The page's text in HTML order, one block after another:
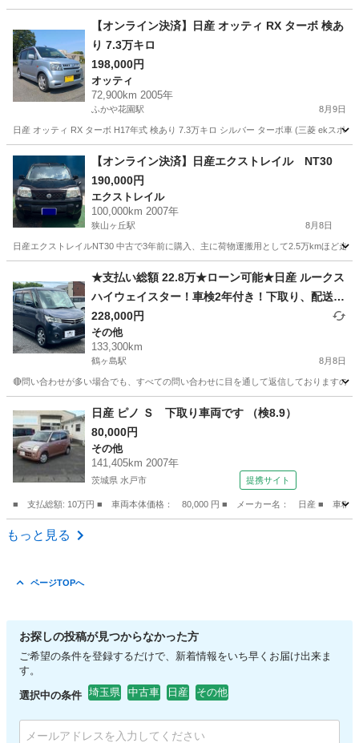
北越谷駅 セレナ 車両
【オンライン決済】日産 オッティ RX ターボ 検あ
り 7.3万キロ
198,000円
オッティ
72,900km 2005年
ふかや花園駅 8月9日
日産 オッティ RX ターボ H17年式 検あり 7.3万キロ シルバー ターボ車 (三菱 ekスポ
埼玉 深谷市 ふかや花園駅 オッティ ターボ
【オンライン決済】日産エクストレイル NT30
190,000円
エクストレイル
100,000km 2007年
狭山ヶ丘駅 8月8日
日産エクストレイルNT30 中古で3年前に購入、主に荷物運搬用として2.5万kmほど
狭山ヶ丘駅 エクストレイル
★支払い総額 22.8万★ローン可能★日産 ルークス
ハイウェイスター！車検2年付き！下取り、配送可
能！
228,000円
その他
133,300km
鶴ヶ島駅 8月8日
🔴問い合わせが多い場合でも、すべての問い合わせに目を通して返信しております
鶴ヶ島駅 その他 車両
日産 ピノ Ｓ 下取り車両です （検8.9）
80,000円
その他
141,405km 2007年
茨城県 水戸市 提携サイト
■ 支払総額: 10万円 ■ 車両本体価格： 80,000 円 ■ メーカー名： 日産 ■ 車
茨城 水戸市
もっと見る
ページTOPへ
お探しの投稿が見つからなかった方
ご希望の条件を登録するだけで、新着情報をいち早くお届け出来ま
す。
選択中の条件 埼玉県 中古車 日産 その他